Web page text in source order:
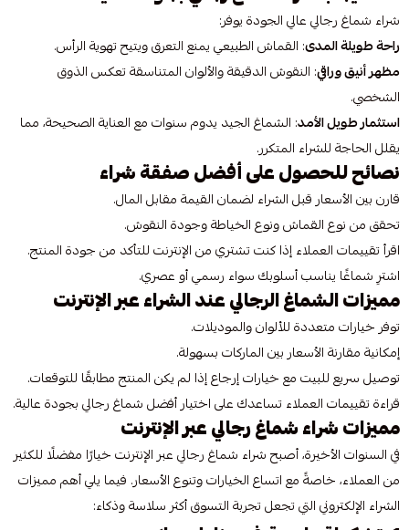
شراء شماغ رجالي عالي الجودة يوفر:
راحة طويلة المدى: القماش الطبيعي يمنع التعرق ويتيح تهوية الرأس.
مظهر أنيق وراقي: النقوش الدقيقة والألوان المتناسقة تعكس الذوق
الشخصي.
استثمار طويل الأمد: الشماغ الجيد يدوم سنوات مع العناية الصحيحة، مما
يقلل الحاجة للشراء المتكرر.
نصائح للحصول على أفضل صفقة شراء
قارن بين الأسعار قبل الشراء لضمان القيمة مقابل المال.
تحقق من نوع القماش ونوع الخياطة وجودة النقوش.
اقرأ تقييمات العملاء إذا كنت تشتري من الإنترنت للتأكد من جودة المنتج.
اشترِ شماغًا يناسب أسلوبك سواء رسمي أو عصري.
مميزات الشماغ الرجالي عند الشراء عبر الإنترنت
توفر خيارات متعددة للألوان والموديلات.
إمكانية مقارنة الأسعار بين الماركات بسهولة.
توصيل سريع للبيت مع خيارات إرجاع إذا لم يكن المنتج مطابقًا للتوقعات.
قراءة تقييمات العملاء تساعدك على اختيار أفضل شماغ رجالي بجودة عالية.
مميزات شراء شماغ رجالي عبر الإنترنت
في السنوات الأخيرة، أصبح شراء شماغ رجالي عبر الإنترنت خيارًا مفضلًا للكثير
من العملاء، خاصةً مع اتساع الخيارات وتنوع الأسعار. فيما يلي أهم مميزات
الشراء الإلكتروني التي تجعل تجربة التسوق أكثر سلاسة وذكاء: